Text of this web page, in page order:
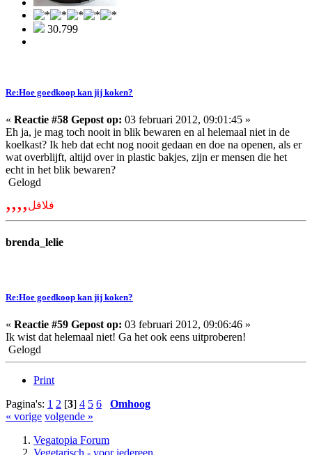
30.799
Re:Hoe goedkoop kan jij koken?
« Reactie #58 Gepost op: 03 februari 2012, 09:01:45 »
Eh ja, je mag toch nooit in blik bewaren en al helemaal niet in de
koelkast? Ik heb dat echt nog nooit gedaan en doe na openen, als er
wat overblijft, altijd over in plastic bakjes, zijn er mensen die het
echt in het blik bewaren?
Gelogd
,,,,فلافل
brenda_lelie
Re:Hoe goedkoop kan jij koken?
« Reactie #59 Gepost op: 03 februari 2012, 09:06:46 »
Ik wist dat helemaal niet! Ga het ook eens uitproberen!
Gelogd
Print
Pagina's: 1 2 [3] 4 5 6
Omhoog
« vorige volgende »
Vegatopia Forum
Vegetarisch - voor iedereen